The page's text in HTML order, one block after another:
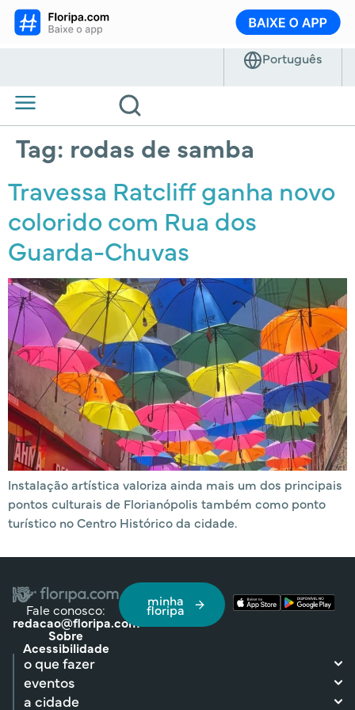
Tag: rodas de samba
Travessa Ratcliff ganha novo
colorido com Rua dos
Guarda-Chuvas
Instalação artística valoriza ainda mais um dos principais
pontos culturais de Florianópolis também como ponto
turístico no Centro Histórico da cidade.
Fale conosco:
redacao@floripa.com
Sobre
Acessibilidade
minha
floripa
o que fazer
eventos
a cidade